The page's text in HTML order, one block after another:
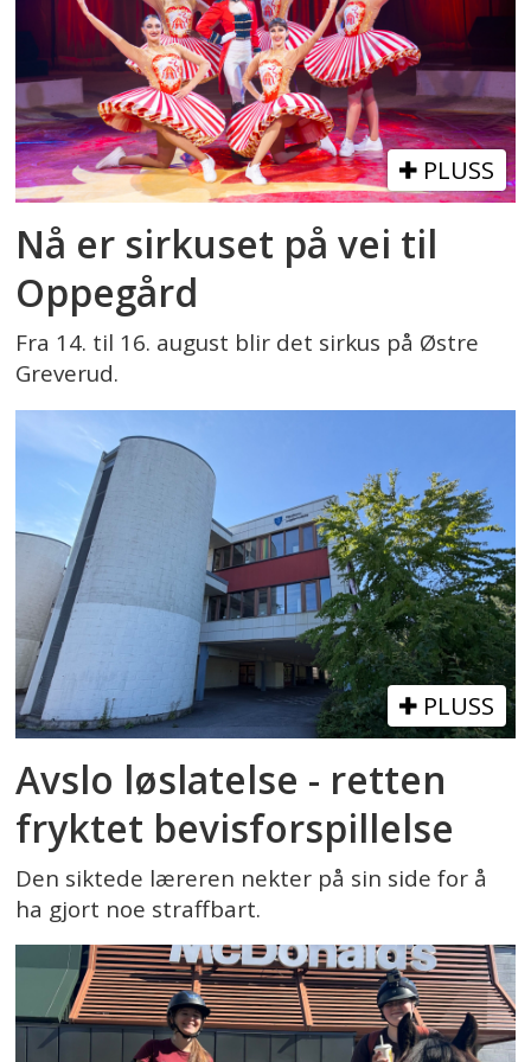
PLUSS
Nå er sirkuset på vei til
Oppegård
Fra 14. til 16. august blir det sirkus på Østre
Greverud.
PLUSS
Avslo løslatelse - retten
fryktet bevisforspillelse
Den siktede læreren nekter på sin side for å
ha gjort noe straffbart.